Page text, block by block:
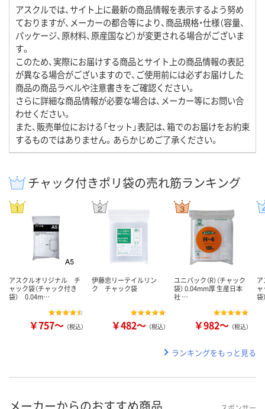
アスクルでは、サイト上に最新の商品情報を表示するよう努め
ておりますが、メーカーの都合等により、商品規格・仕様（容量、
パッケージ、原材料、原産国など）が変更される場合がございま
す。
このため、実際にお届けする商品とサイト上の商品情報の表記
が異なる場合がございますので、ご使用前には必ずお届けした
商品の商品ラベルや注意書きをご確認ください。
さらに詳細な商品情報が必要な場合は、メーカー等にお問い合
わせください。
また、販売単位における「セット」表記は、箱でのお届けをお約束
するものではありません。あらかじめご了承ください。
チャック付きポリ袋の売れ筋ランキング
アスクルオリジナル チ
ャック袋（チャック付き
袋） 0.04m…
￥757～ （税込）
伊藤忠リーテイルリン
ク チャック袋
￥482～ （税込）
ユニパック（R）（チャック
袋） 0.04mm厚 生産日本
社 …
￥982～ （税込）
ャ
ランキングをもっと見る
メーカーからのおすすめ商品